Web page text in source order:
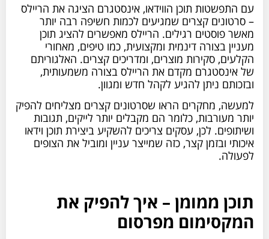
עם התפשטות תוכן הווידאו, אינסטגרם הציגה את הריילס
– סרטונים קצרים שמגיעים לכמות חשיפה רבה יותר
מאשר פוסטים רגילים. הריילס מאפשרים להציג תוכן
מעניין בצורה דינמית ומקצועית, כמו טיפים, מאחורי
הקלעים, סקירות מוצרים, ומדריכים קצרים. האלגוריתם
של אינסטגרם מקדם את הריילס בצורה משמעותית,
ובזכותם ניתן להגיע לקהל חדש ומגוון.
למעשה, מחקרים הראו שסרטונים קצרים מצליחים להפיק
יותר מעורבות, כלומר הם מקבלים יותר לייקים, תגובות
ושיתופים. לכן, עסקים צריכים להשקיע ביצירת תוכן וידאו
איכותי ובזמן קצר, כזה שמייצר עניין ומוביל את הצופים
לפעולה.
תוכן ממומן – איך להפיק את
המקסימום מפרסום